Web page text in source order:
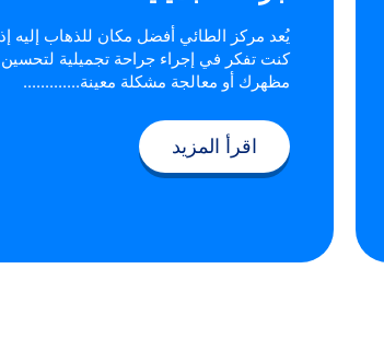
يُعد مركز الطائي أفضل مكان للذهاب إليه
كنت تفكر في إجراء جراحة تجميلية لتحسين
مظهرك أو معالجة مشكلة معينة.............
اقرأ المزيد